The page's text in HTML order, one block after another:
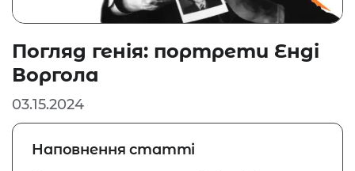
Погляд генія: портрети Енді
Воргола
03.15.2024
Наповнення статті